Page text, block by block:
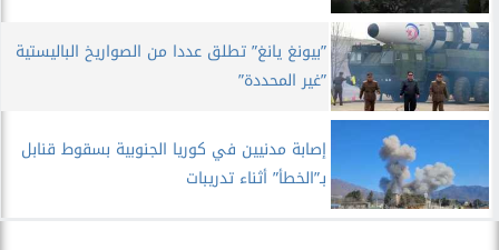
”بيونغ يانغ” تطلق عددا من الصواريخ الباليستية
”غير المحددة”
إصابة مدنيين في كوريا الجنوبية بسقوط قنابل
بـ”الخطأ” أثناء تدريبات